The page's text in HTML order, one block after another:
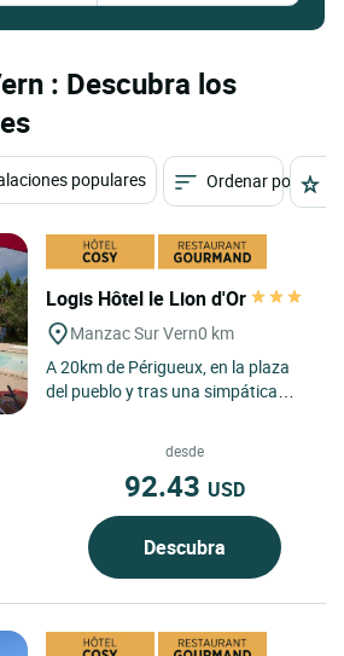
: Descubra los
populares Ordenar por
Logis Hôtel le Lion d'Or
Manzac Sur Vern0 km
A 20km de Périgueux, en la plaza
del pueblo y tras una simpática
desde
92.43 USD
Descubra